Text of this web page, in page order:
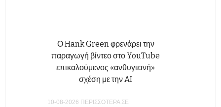
Ο Hank Green φρενάρει την
παραγωγή βίντεο στο YouTube
επικαλούμενος «ανθυγιεινή»
σχέση με την AI
10-08-2026 ΠΕΡΙΣΣΟΤΕΡΑ ΣΕ